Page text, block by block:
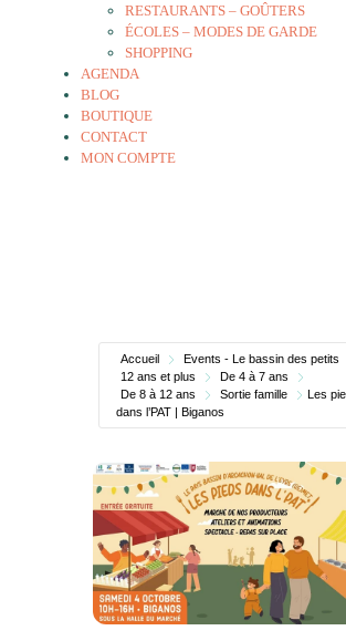
RESTAURANTS – GOÛTERS
ÉCOLES – MODES DE GARDE
SHOPPING
AGENDA
BLOG
BOUTIQUE
CONTACT
MON COMPTE
Accueil
Events - Le bassin des petits
12 ans et plus
De 4 à 7 ans
De 8 à 12 ans
Sortie famille
Les
dans l’PAT | Biganos